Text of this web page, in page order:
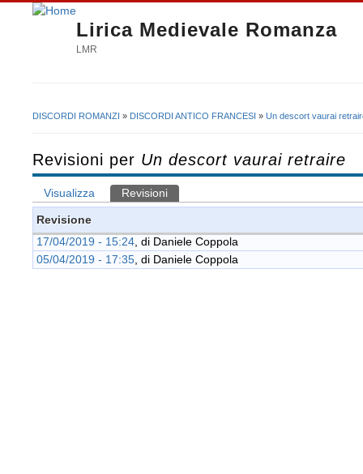
Lirica Medievale Romanza
LMR
DISCORDI ROMANZI » DISCORDI ANTICO FRANCESI » Un descort vaurai
Revisioni per Un descort vaurai retraire
Schede primarie
Visualizza Revisioni
Revisione
17/04/2019 - 15:24 , di Daniele Coppola
05/04/2019 - 17:35 , di Daniele Coppola